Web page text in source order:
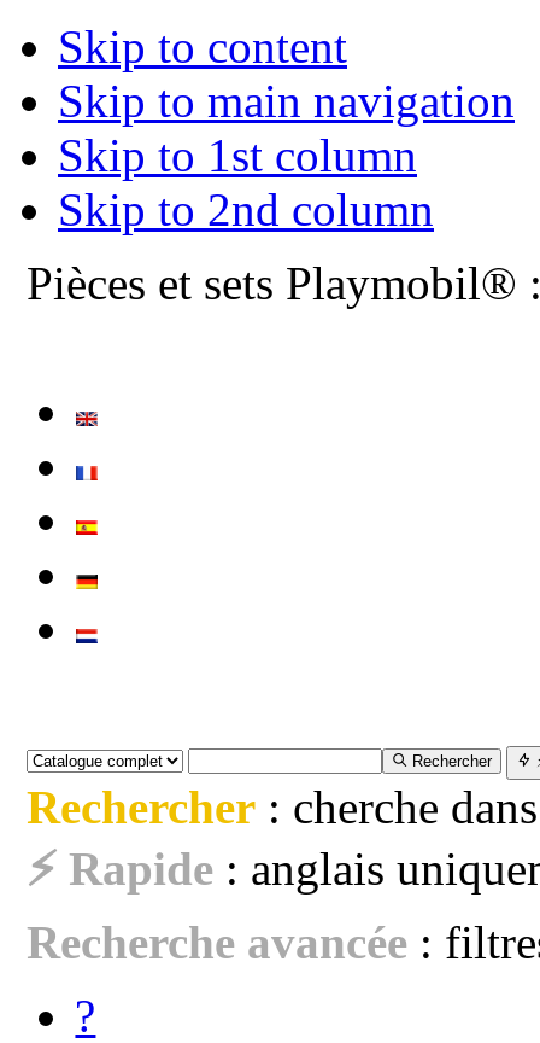
Skip to content
Skip to main navigation
Skip to 1st column
Skip to 2nd column
Pièces et sets Playmobil®
Rechercher
Rechercher : cherche
⚡ Rapide : anglais
Recherche avancée :
?